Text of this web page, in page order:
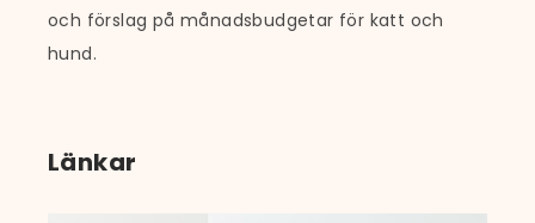
och förslag på månadsbudgetar för katt och
hund.
Länkar